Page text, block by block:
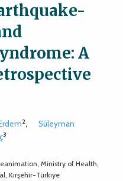
A
2,
Süleyman
3
Ministry of Health,
Kırşehir-Türkiye